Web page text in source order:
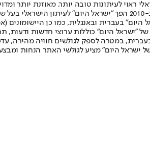
לעיתונות טובה יותר, מאוזנת יותר
תשלום. המהדורה המודפסת הראשונה פורסמה ב-30 ביולי
"ישראל היום" כוללות ערוצי חדשות ודעות,
בעברית, במטרה לספק לגולשים חוויה
ישראל היום" מציע לגולשי האתר הנחות